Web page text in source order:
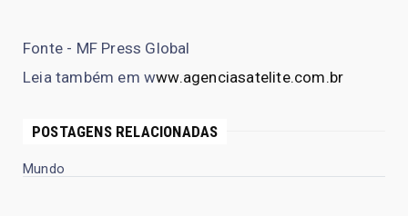
Fonte - MF Press Global
Leia também em www.agenciasatelite.com.br
POSTAGENS RELACIONADAS
Mundo